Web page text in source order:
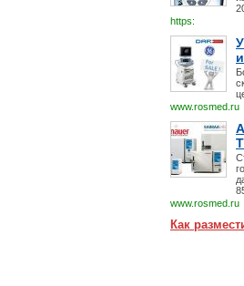
https:
www.rosmed.ru
www.rosmed.ru
Как